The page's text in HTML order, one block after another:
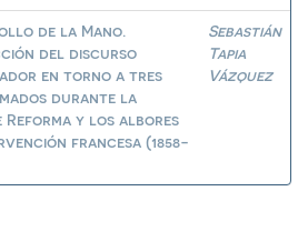
de la Mano.
del discurso
en torno a tres
durante la
Reforma y los albores
francesa (1858-
Sebastián
Tapia
Vázquez